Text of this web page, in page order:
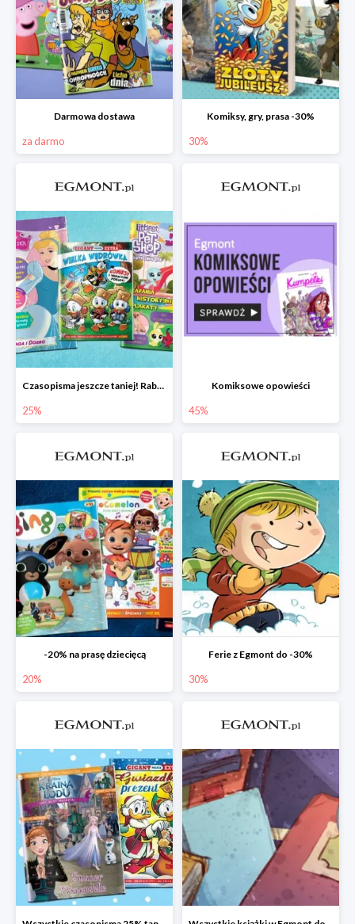
Darmowa dostawa
za darmo
Komiksy, gry, prasa -30%
30%
Czasopisma jeszcze taniej! Rabat do -25%
25%
Komiksowe opowieści
45%
-20% na prasę dziecięcą
20%
Ferie z Egmont do -30%
30%